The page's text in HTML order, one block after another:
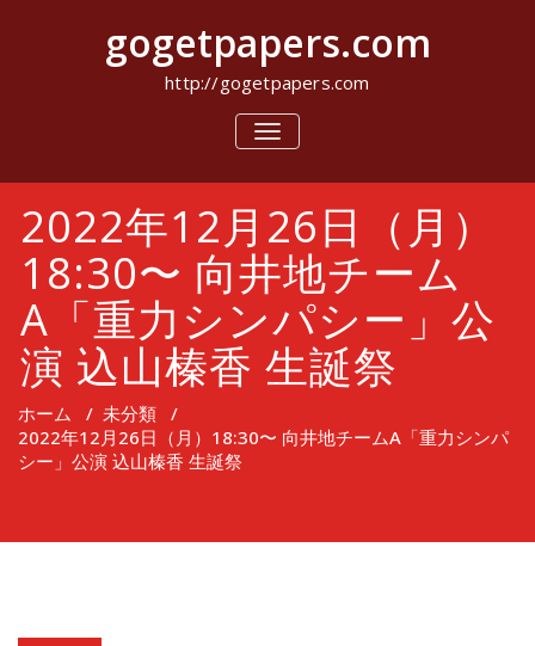
キ
gogetpapers.com
http://gogetpapers.com
ナ
ビ
シ
ョ
ン
を
切
り
替
え
2022年12月26日（月）
18:30〜 向井地チーム
A「重力シンパシー」公
演 込山榛香 生誕祭
ホーム / 未分類 /
2022年12月26日（月）18:30〜 向井地チームA「重力シンパ
シー」公演 込山榛香 生誕祭